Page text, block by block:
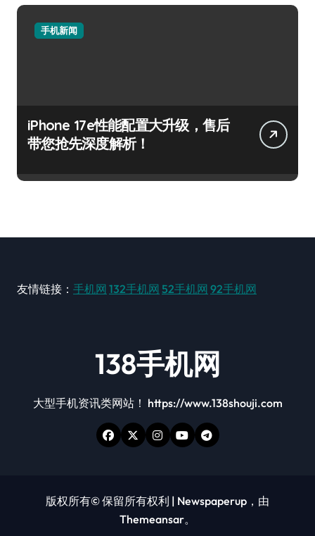
手机新闻
iPhone 17e性能配置大升级，售后
带您抢先深度解析！
友情链接： 手机网 132手机网 52手机网 92手机网
138手机网
大型手机资讯类网站！ https://www.138shouji.com
版权所有© 保留所有权利 | Newspaperup ，由
Themeansar。